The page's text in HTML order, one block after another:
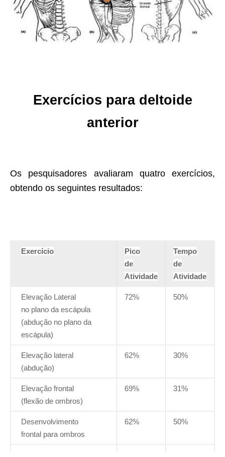
Exercícios para deltoide
anterior
Os pesquisadores avaliaram quatro exercícios,
obtendo os seguintes resultados:
Exercício
Pico
de
Atividade
Tempo
de
Atividade
Elevação Lateral
no plano da escápula
(abdução no plano da
escápula)
72% 50%
Elevação lateral
(abdução)
62% 30%
Elevação frontal
(flexão de ombros)
69% 31%
Desenvolvimento
frontal para ombros
62% 50%